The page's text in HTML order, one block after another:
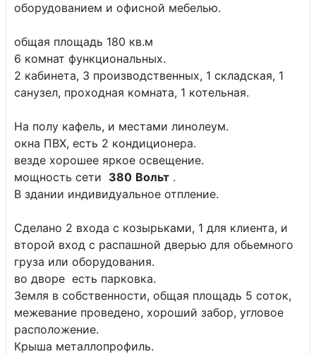
оборудованием и офисной мебелью.
общая площадь 180 кв.м
6 комнат функциональных.
2 кабинета, 3 производственных, 1 складская, 1
санузел, проходная комната, 1 котельная.
На полу кафель, и местами линолеум.
окна ПВХ, есть 2 кондиционера.
везде хорошее яркое освещение.
мощность сети 380 Вольт .
В здании индивидуальное отпление.
Сделано 2 входа с козырьками, 1 для клиента, и
второй вход с распашной дверью для обьемного
груза или оборудования.
во дворе есть парковка.
Земля в собственности, общая площадь 5 соток,
межевание проведено, хороший забор, угловое
расположение.
Крыша металлопрофиль.